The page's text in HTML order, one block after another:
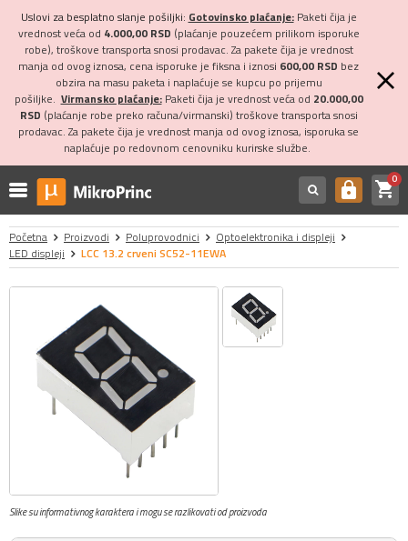
Uslovi za besplatno slanje pošiljki: Gotovinsko plaćanje:Paketi čija je
vrednost veća od 4.000,00 RSD (plaćanje pouzećem prilikom isporuke
robe), troškove transporta snosi prodavac. Za pakete čija je vrednost
manja od ovog iznosa, cena isporuke je fiksna i iznosi 600,00 RSD bez
obzira na masu paketa i naplaćuje se kupcu po prijemu
pošiljke. Virmansko plaćanje:Paketi čija je vrednost veća od 20.000,00
RSD (plaćanje robe preko računa/virmanski) troškove transporta snosi
prodavac. Za pakete čija je vrednost manja od ovog iznosa, isporuka se
naplaćuje po redovnom cenovniku kurirske službe.
https shopping_cart0
Početna Proizvodi Poluprovodnici
Optoelektronika i displeji
LED displeji
LCC 13.2 crveni SC52-11EWA
Slike su informativnog karaktera i mogu se razlikovati od proizvoda